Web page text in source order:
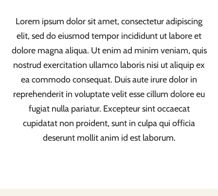
Lorem ipsum dolor sit amet, consectetur adipiscing
elit, sed do eiusmod tempor incididunt ut labore et
dolore magna aliqua. Ut enim ad minim veniam, quis
nostrud exercitation ullamco laboris nisi ut aliquip ex
ea commodo consequat. Duis aute irure dolor in
reprehenderit in voluptate velit esse cillum dolore eu
fugiat nulla pariatur. Excepteur sint occaecat
cupidatat non proident, sunt in culpa qui officia
deserunt mollit anim id est laborum.